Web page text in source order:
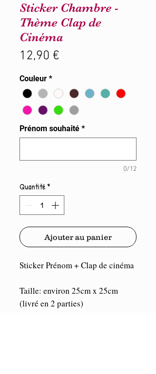
Sticker Chambre -
Thème Clap de
Cinéma
12,90 €
Couleur *
Prénom souhaité *
0/12
Quantité*
Ajouter au panier
Sticker Prénom + Clap de cinéma
Taille: environ 25cm x 25cm
(livré en 2 parties)